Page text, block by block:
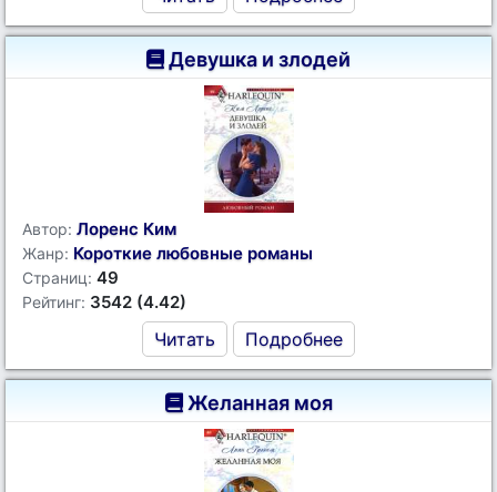
Девушка и злодей
Автор: Лоренс Ким
Жанр: Короткие любовные романы
Страниц: 49
Рейтинг: 3542 (4.42)
Читать Подробнее
Желанная моя